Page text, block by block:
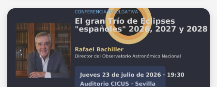
La Facultad de Fí